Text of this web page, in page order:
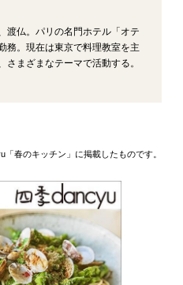
渡仏。パリの名門ホテル「オテ
務。現在は東京で料理教室を主
まざまなテーマで活動する。
「春のキッチン」に掲載したものです。